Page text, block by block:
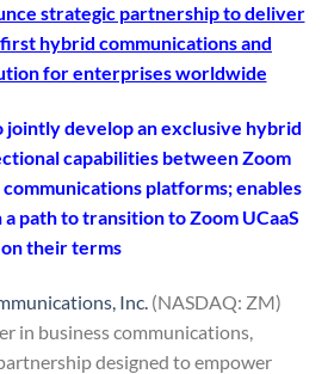
strategic partnership to deliver
hybrid communications and
for enterprises worldwide
jointly develop an exclusive hybrid
capabilities between Zoom
platforms; enables
path to transition to Zoom UCaaS
on their terms
Inc. (NASDAQ: ZM)
in business communications,
designed to empower